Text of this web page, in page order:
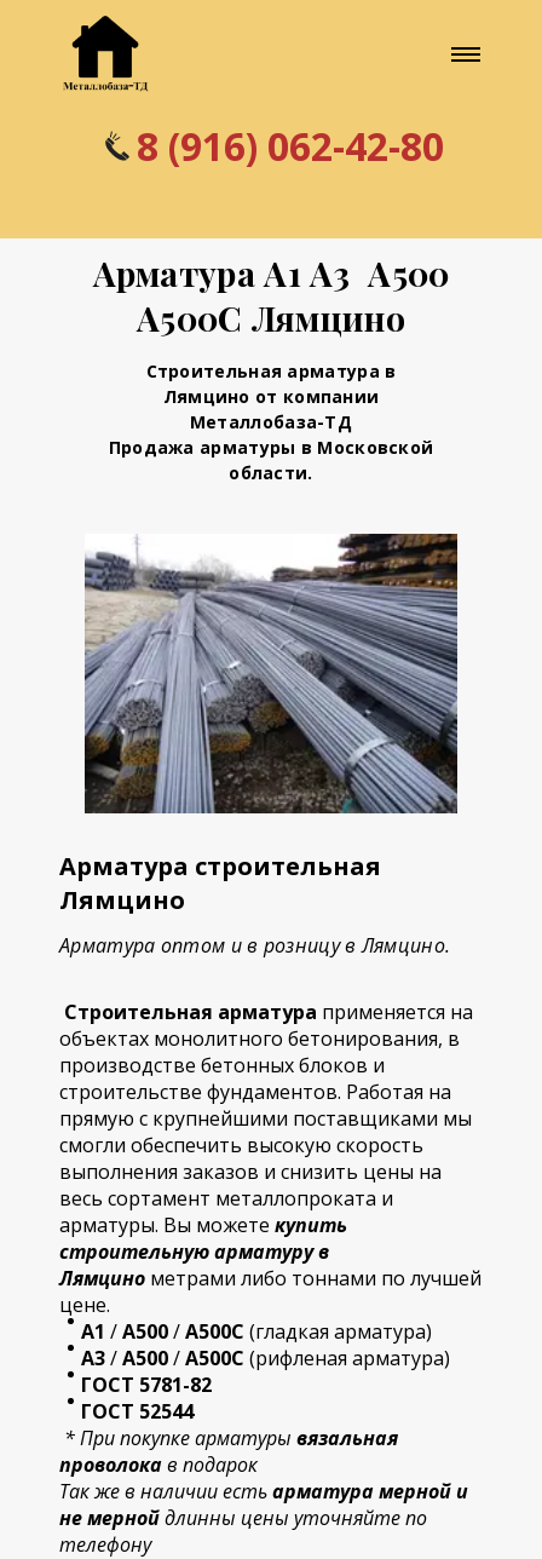
8 (916) 062-42-80
Арматура А1 А3 А500
А500С Лямцино
Строительная арматура в
Лямцино от компании
Металлобаза-ТД
Продажа арматуры в Московской
области.
Арматура строительная
Лямцино
Арматура оптом и в розницу в Лямцино.
Строительная арматура применяется на
объектах монолитного бетонирования, в
производстве бетонных блоков и
строительстве фундаментов. Работая на
прямую с крупнейшими поставщиками мы
смогли обеспечить высокую скорость
выполнения заказов и снизить цены на
весь сортамент металлопроката и
арматуры. Вы можете купить
строительнуюарматуру в
Лямцино метрами либо тоннами по лучшей
цене.
А1 /А500/А500С (гладкая арматура)
А3/А500/А500С (рифленая арматура)
ГОСТ 5781-82
ГОСТ 52544
* При покупке арматуры вязальная
проволокав подарок
Так же в наличии естьарматура мерной и
не мернойдлинны цены уточняйте по
телефону